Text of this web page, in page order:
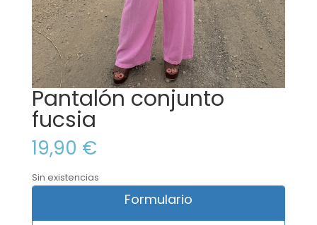
Pantalón conjunto
fucsia
19,90 €
Sin existencias
Formulario